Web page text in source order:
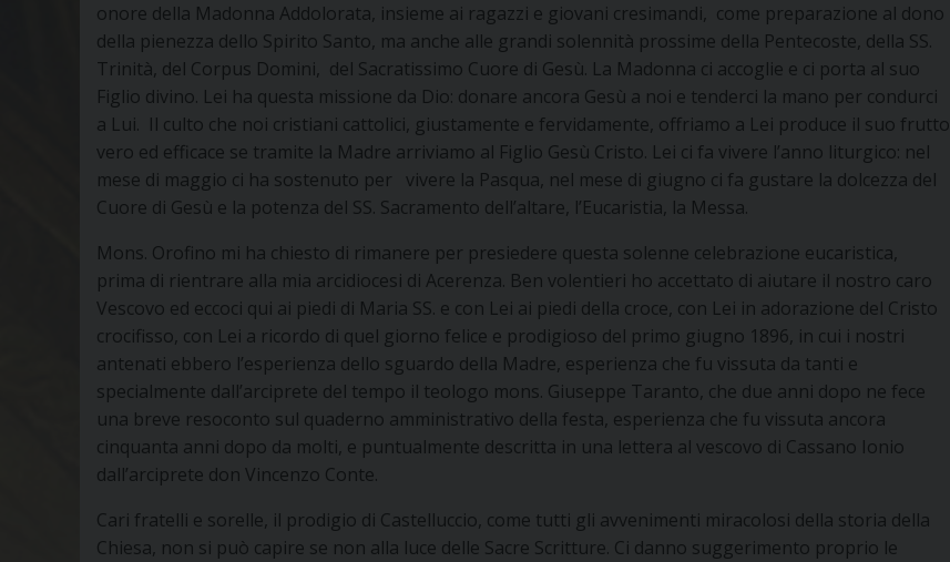
onore della Madonna Addolorata, insieme ai ragazzi e giovani cresimandi, come preparazione al dono
della pienezza dello Spirito Santo, ma anche alle grandi solennità prossime della Pentecoste, della SS.
Trinità, del Corpus Domini, del Sacratissimo Cuore di Gesù. La Madonna ci accoglie e ci porta al suo
Figlio divino. Lei ha questa missione da Dio: donare ancora Gesù a noi e tenderci la mano per condurci
a Lui. Il culto che noi cristiani cattolici, giustamente e fervidamente, offriamo a Lei produce il suo frutto
vero ed efficace se tramite la Madre arriviamo al Figlio Gesù Cristo. Lei ci fa vivere l’anno liturgico: nel
mese di maggio ci ha sostenuto per vivere la Pasqua, nel mese di giugno ci fa gustare la dolcezza del
Cuore di Gesù e la potenza del SS. Sacramento dell’altare, l’Eucaristia, la Messa.
Mons. Orofino mi ha chiesto di rimanere per presiedere questa solenne celebrazione eucaristica,
prima di rientrare alla mia arcidiocesi di Acerenza. Ben volentieri ho accettato di aiutare il nostro caro
Vescovo ed eccoci qui ai piedi di Maria SS. e con Lei ai piedi della croce, con Lei in adorazione del Cristo
crocifisso, con Lei a ricordo di quel giorno felice e prodigioso del primo giugno 1896, in cui i nostri
antenati ebbero l’esperienza dello sguardo della Madre, esperienza che fu vissuta da tanti e
specialmente dall’arciprete del tempo il teologo mons. Giuseppe Taranto, che due anni dopo ne fece
una breve resoconto sul quaderno amministrativo della festa, esperienza che fu vissuta ancora
cinquanta anni dopo da molti, e puntualmente descritta in una lettera al vescovo di Cassano Ionio
dall’arciprete don Vincenzo Conte.
Cari fratelli e sorelle, il prodigio di Castelluccio, come tutti gli avvenimenti miracolosi della storia della
Chiesa, non si può capire se non alla luce delle Sacre Scritture. Ci danno suggerimento proprio le